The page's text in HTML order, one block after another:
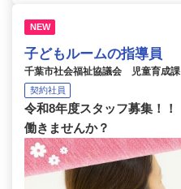
NEW
子どもルームの指導員
千葉市社会福祉協議会 児童育成
契約社員
令和8年度スタッフ募集！
働きませんか？